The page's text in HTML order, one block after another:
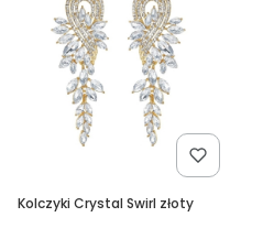
Kolczyki Crystal Swirl złoty